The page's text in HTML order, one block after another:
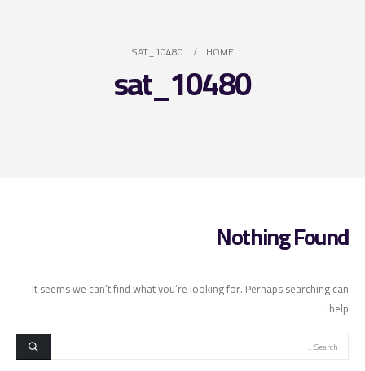
HOME
10480_SAT
10480_sat
Nothing Found
It seems we can’t find what you’re looking for. Perhaps searching can
help.